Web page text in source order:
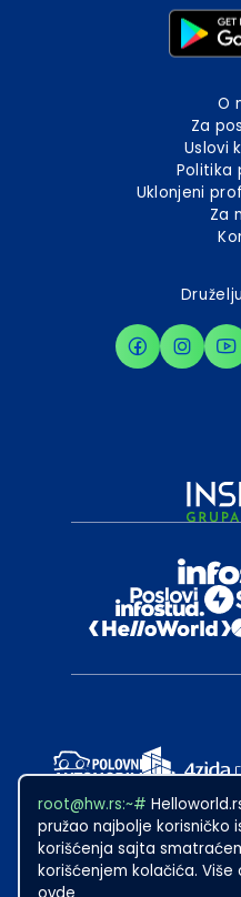
root@hw.rs:~#
pružao najbolje korisničko
korišćenja sajta
korišćenjem kolačića.
O
Za
Uslovi
Politika
Uklonjeni
Za